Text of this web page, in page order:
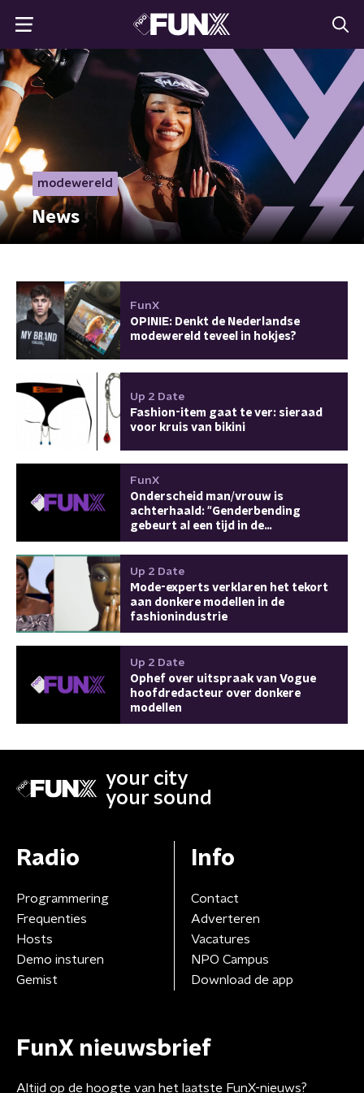
modewereld
News
FunX
OPINIE: Denkt de Nederlandse
modewereld teveel in hokjes?
Up 2 Date
Fashion-item gaat te ver: sieraad
voor kruis van bikini
FunX
Onderscheid man/vrouw is
achterhaald: "Genderbending
gebeurt al een tijd in de
modewereld"
Up 2 Date
Mode-experts verklaren het tekort
aan donkere modellen in de
fashionindustrie
Up 2 Date
Ophef over uitspraak van Vogue
hoofdredacteur over donkere
modellen
your city
your sound
Radio
Programmering
Frequenties
Hosts
Demo insturen
Gemist
Info
Contact
Adverteren
Vacatures
NPO Campus
Download de app
FunX nieuwsbrief
Altijd op de hoogte van het laatste FunX-nieuws?